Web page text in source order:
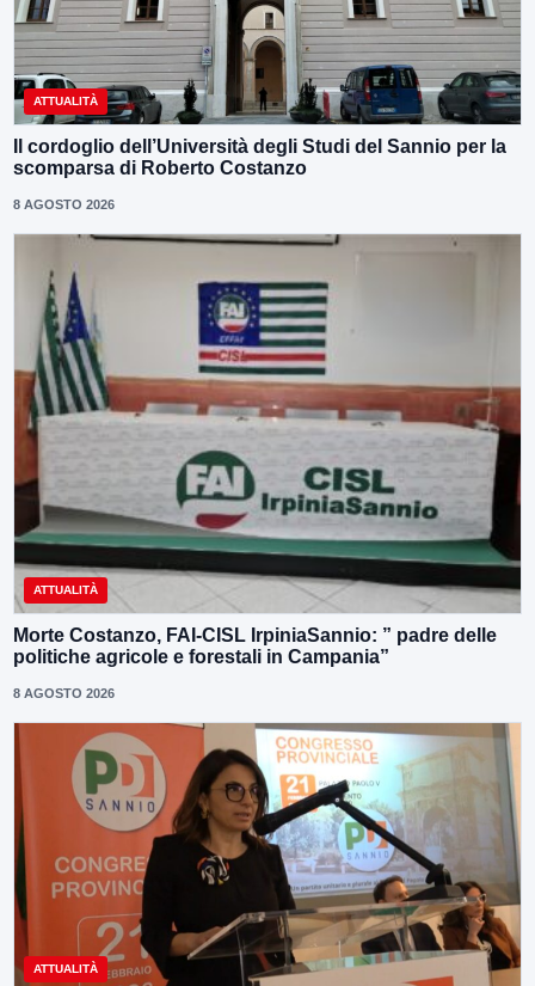
ATTUALITÀ
Il cordoglio dell’Università degli Studi del Sannio per la
scomparsa di Roberto Costanzo
8 AGOSTO 2026
ATTUALITÀ
Morte Costanzo, FAI-CISL IrpiniaSannio: ” padre delle
politiche agricole e forestali in Campania”
8 AGOSTO 2026
ATTUALITÀ